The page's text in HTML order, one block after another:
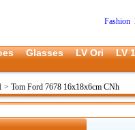
Fashion
Glasses LV Ori
LV
> Tom Ford 7678 16x18x6cm CNh